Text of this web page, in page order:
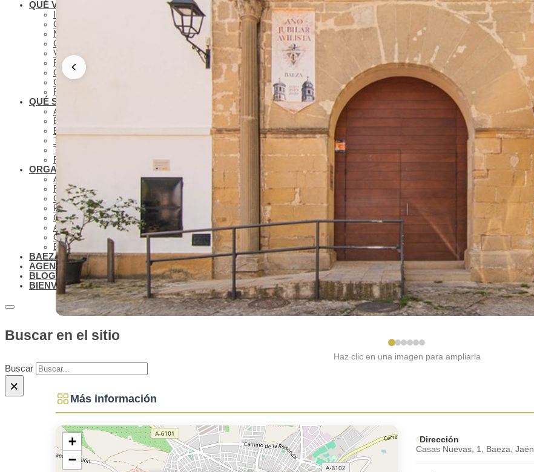
QUÉ VER
QUÉ VER – MONUMENTOS
MUSEOS
QUÉ VER – LAGUNA GRANDE
VISITAS VIRTUALES
RUTAS Y GUÍAS MONUMENTALES
OLEOTURISMO
GASTRONOMÍA BAEZANA
FIESTAS Y SEMANA SANTA
QUÉ SABER
ANTONIO MACHADO EN BAEZA
BAEZA PLATÓ DE CINE
BAEZA, CIUDAD UNIVERSITARIA
TURISMO DE CONGRESOS EN BAEZA
TURISMO FAMILIAR EN BAEZA
REDES COLABORATIVAS BAEZA
ORGANIZA TU VISITA
ALOJAMIENTOS
RESTAURANTES
OTROS SERVICIOS TURÍSTICOS
PLANOS
CÓMO LLEGAR A BAEZA
APARCAMIENTO Y TRANSPORTE PÚBLICO
OFICINA DE TURISMO
BAEZA ACCESIBLE
BAEZA, PATRIMONIO MUNDIAL
AGENDA CULTURAL
BLOG
BIENVENIDOS A BAEZA
Buscar en el sitio
Buscar
×
Haz clic en una imagen para ampliarla
Más información
+
−
Dirección
Casas Nuevas, 1, Baeza, Jaén